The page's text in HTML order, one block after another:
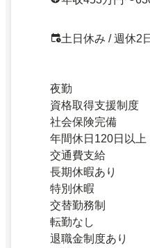
土日休み / 週休2
夜勤
資格取得支援制度
社会保険完備
年間休日120日以上
交通費支給
長期休暇あり
特別休暇
交替勤務制
転勤なし
退職金制度あり